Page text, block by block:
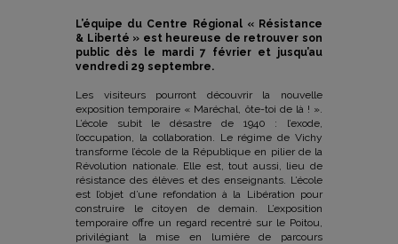
L’équipe du Centre Régional « Résistance
& Liberté » est heureuse de retrouver son
public dès le mardi 7 février et jusqu’au
vendredi 29 septembre.
Les visiteurs pourront découvrir la nouvelle
exposition temporaire « Maréchal, ôte-toi de là ! ».
L’école subit le désastre de 1940 : l’exode,
l’occupation, la collaboration. Le régime de Vichy
transforme l’école de la République en pilier de la
Révolution nationale. Elle est, tout aussi, lieu de
résistance des élèves et des enseignants. L’école
est l’objet d’une refondation à la Libération pour
construire le citoyen de demain. L’exposition
temporaire offre un regard recentré sur le Poitou,
privilégiant la mise en lumière de parcours